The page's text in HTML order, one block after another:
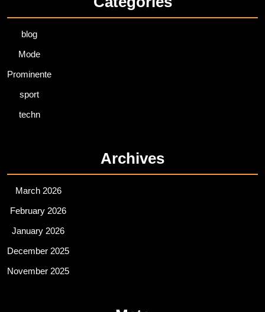
blog
Mode
Prominente
sport
techn
Archives
March 2026
February 2026
January 2026
December 2025
November 2025